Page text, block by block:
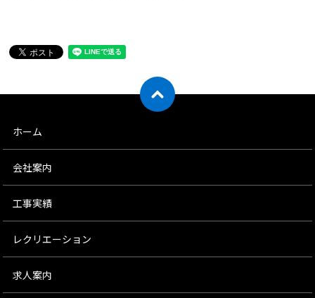
ホーム
会社案内
工事実績
レクリエーション
求人案内